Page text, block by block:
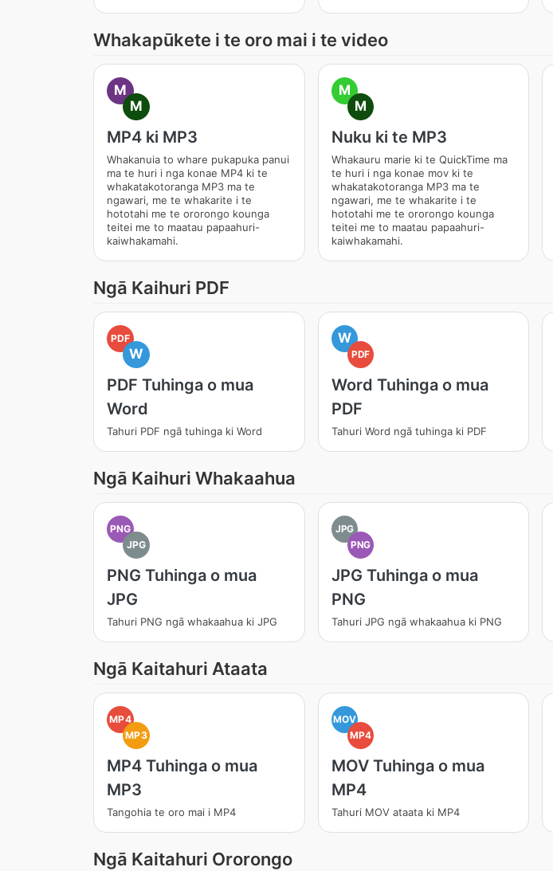
Whakapūkete i te oro mai i te video
M
M
MP4 ki MP3
Whakanuia to whare pukapuka panui
ma te huri i nga konae MP4 ki te
whakatakotoranga MP3 ma te
ngawari, me te whakarite i te
hototahi me te ororongo kounga
teitei me to maatau papaahuri-
kaiwhakamahi.
M
M
Nuku ki te MP3
Whakauru marie ki te QuickTime ma
te huri i nga konae mov ki te
whakatakotoranga MP3 ma te
ngawari, me te whakarite i te
hototahi me te ororongo kounga
teitei me to maatau papaahuri-
kaiwhakamahi.
Ngā Kaihuri PDF
PDF
W
PDF Tuhinga o mua
Word
Tahuri PDF ngā tuhinga ki Word
W
PDF
Word Tuhinga o mua
PDF
Tahuri Word ngā tuhinga ki PDF
Ngā Kaihuri Whakaahua
PNG
JPG
PNG Tuhinga o mua
JPG
Tahuri PNG ngā whakaahua ki JPG
JPG
PNG
JPG Tuhinga o mua
PNG
Tahuri JPG ngā whakaahua ki PNG
Ngā Kaitahuri Ataata
MP4
MP3
MP4 Tuhinga o mua
MP3
Tangohia te oro mai i MP4
MOV
MP4
MOV Tuhinga o mua
MP4
Tahuri MOV ataata ki MP4
Ngā Kaitahuri Ororongo